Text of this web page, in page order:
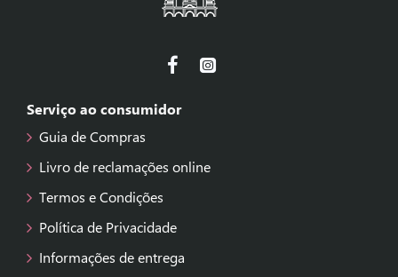
Serviço ao consumidor
Guia de Compras
Livro de reclamações online
Termos e Condições
Política de Privacidade
Informações de entrega